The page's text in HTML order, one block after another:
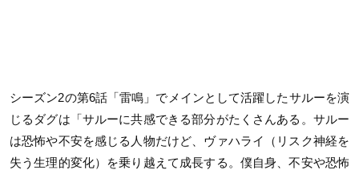
シーズン2の第6話「雷鳴」でメインとして活躍したサルーを演
じるダグは「サルーに共感できる部分がたくさんある。サルー
は恐怖や不安を感じる人物だけど、ヴァハライ（リスク神経を
失う生理的変化）を乗り越えて成長する。僕自身、不安や恐怖